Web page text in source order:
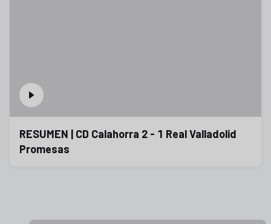
RESUMEN | CD Calahorra 2 - 1 Real Valladolid
Promesas